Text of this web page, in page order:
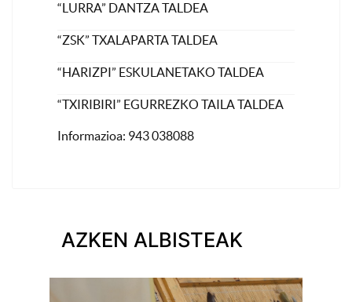
“LURRA” DANTZA TALDEA
“ZSK” TXALAPARTA TALDEA
“HARIZPI” ESKULANETAKO TALDEA
“TXIRIBIRI” EGURREZKO TAILA TALDEA
Informazioa: 943 038088
AZKEN ALBISTEAK